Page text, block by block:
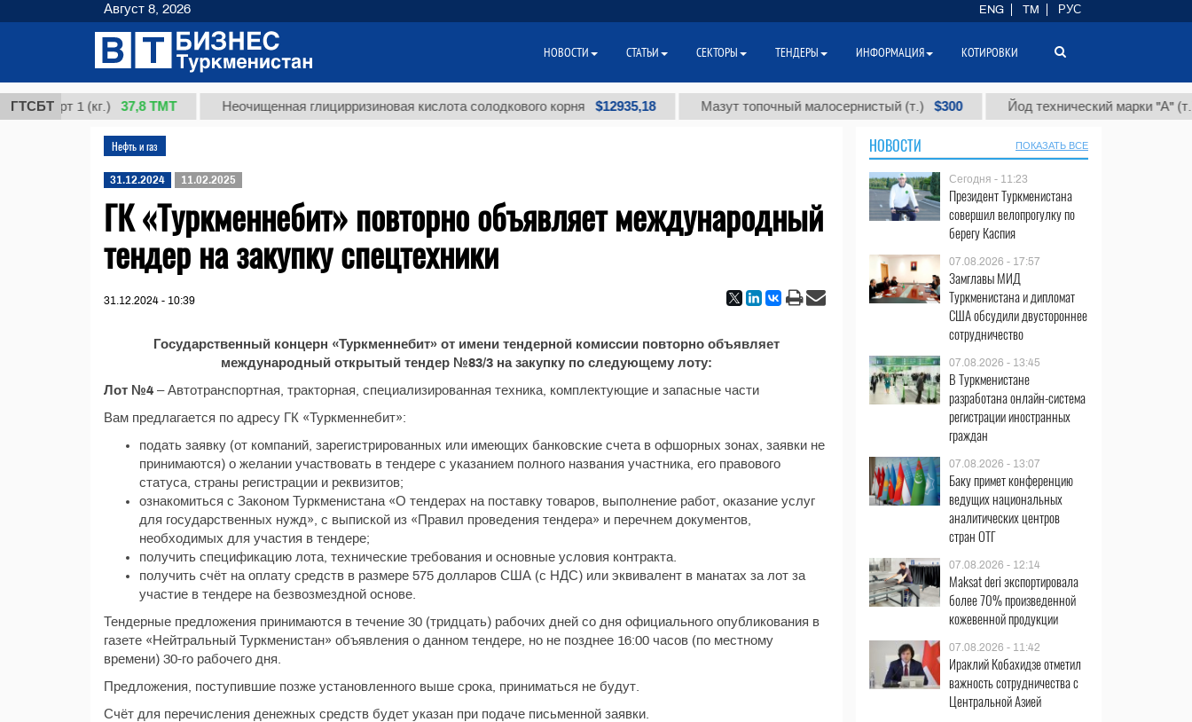
ГТСБТ
сорт 1 (кг.) 37,8 ТМТ Неочищенная глицирризиновая кислота солодкового корня $12935,18 Мазут топочный малосернистый (т.) $300 Йод технический марки "А" (т.)
Нефть и газ
31.12.2024 11.02.2025
ГК «Туркменнебит» повторно объявляет международный
тендер на закупку спецтехники
31.12.2024 - 10:39
Государственный концерн «Туркменнебит» от имени тендерной комиссии повторно объявляет
международный открытый тендер №83/3 на закупку по следующему лоту:
Лот №4 – Автотранспортная, тракторная, специализированная техника, комплектующие и запасные части
Вам предлагается по адресу ГК «Туркменнебит»:
подать заявку (от компаний, зарегистрированных или имеющих банковские счета в офшорных зонах, заявки не
принимаются) о желании участвовать в тендере с указанием полного названия участника, его правового
статуса, страны регистрации и реквизитов;
ознакомиться с Законом Туркменистана «О тендерах на поставку товаров, выполнение работ, оказание услуг
для государственных нужд», с выпиской из «Правил проведения тендера» и перечнем документов,
необходимых для участия в тендере;
получить спецификацию лота, технические требования и основные условия контракта.
получить счёт на оплату средств в размере 575 долларов США (с НДС) или эквивалент в манатах за лот за
участие в тендере на безвозмездной основе.
Тендерные предложения принимаются в течение 30 (тридцать) рабочих дней со дня официального опубликования в
газете «Нейтральный Туркменистан» объявления о данном тендере, но не позднее 16:00 часов (по местному
времени) 30-го рабочего дня.
Предложения, поступившие позже установленного выше срока, приниматься не будут.
Счёт для перечисления денежных средств будет указан при подаче письменной заявки.
НОВОСТИ ПОКАЗАТЬ ВСЕ
Сегодня - 11:23
Президент Туркменистана
совершил велопрогулку по
берегу Каспия
07.08.2026 - 17:57
Замглавы МИД
Туркменистана и дипломат
США обсудили двустороннее
сотрудничество
07.08.2026 - 13:45
В Туркменистане
разработана онлайн-система
регистрации иностранных
граждан
07.08.2026 - 13:07
Баку примет конференцию
ведущих национальных
аналитических центров
стран ОТГ
07.08.2026 - 12:14
Maksat deri экспортировала
более 70% произведенной
кожевенной продукции
07.08.2026 - 11:42
Ираклий Кобахидзе отметил
важность сотрудничества с
Центральной Азией
Август 8, 2026 ENG TM РУС
НОВОСТИ СТАТЬИ СЕКТОРЫ ТЕНДЕРЫ ИНФОРМАЦИЯ КОТИРОВКИ